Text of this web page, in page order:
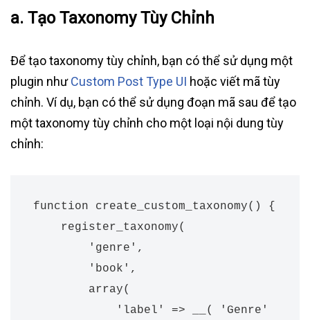
a. Tạo Taxonomy Tùy Chỉnh
Để tạo taxonomy tùy chỉnh, bạn có thể sử dụng một
plugin nhưCustom Post Type UI hoặc viết mã tùy
chỉnh. Ví dụ, bạn có thể sử dụng đoạn mã sau để tạo
một taxonomy tùy chỉnh cho một loại nội dung tùy
chỉnh:
function create_custom_taxonomy() {